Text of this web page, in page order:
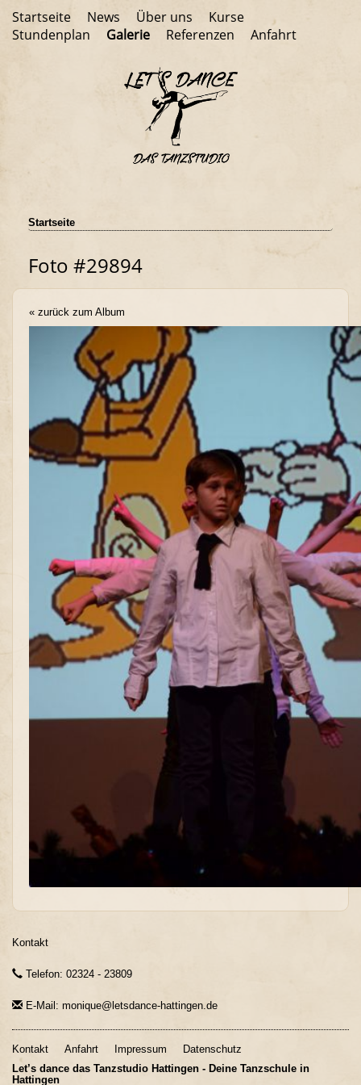
Startseite News Über uns
Kurse
Stundenplan
Galerie Referenzen Anfahrt
Startseite
Foto #29894
« zurück zum Album
Kontakt
Telefon: 02324 - 23809
E-Mail: monique@letsdance-hattingen.de
Kontakt Anfahrt Impressum
Datenschutz
Let’s dance das Tanzstudio Hattingen - Deine Tanzschule in
Hattingen